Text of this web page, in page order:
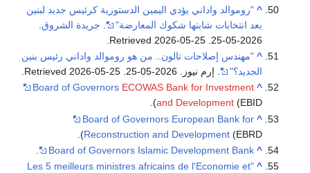
^ "روموالد واداني يؤدي اليمين الدستورية كرئيس جديد لبنين
بعد انتخابات شابتها شكوك المعارضة"
جريدة الشروق
2026-05-25
2026-05-25
^ "مهندس إصلاحات تالون.. من هو روموالد واداني رئيس بنين
الجديد؟"
. إرم نيوز. 2026-05-25 2026-05-25
^
Board of Governors ECOWAS Bank for Investment
and Development (EBID).
^
Board of Governors European Bank for
Reconstruction and Development (EBRD).
^
Board of Governors Islamic Development Bank
^
"Les 5 meilleurs ministres africains de l'Economie et